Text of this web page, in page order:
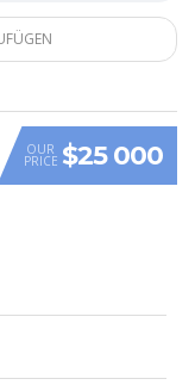
OUR
PRICE $25 000